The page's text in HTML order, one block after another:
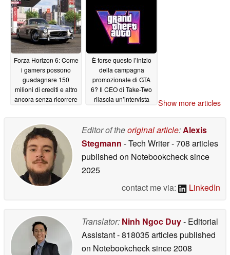
06/17/2026
dell'azienda
Forza Horizon 6: Come
i gamers possono
guadagnare 150
milioni di crediti e altro
ancora senza ricorrere
È forse questo l’inizio
della campagna
promozionale di GTA
6? Il CEO di Take-Two
rilascia un’intervista
Show more articles
Editor of theoriginal article:Alexis
Stegmann - Tech Writer- 708 articles
published on Notebookchecksince
2025
contact me via:
LinkedIn
Translator: Ninh Ngoc Duy- Editorial
Assistant- 818035 articles published
on Notebookchecksince 2008